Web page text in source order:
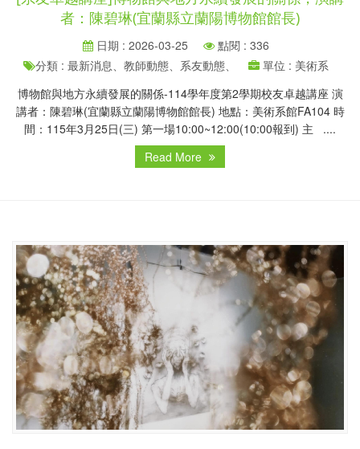
者：陳碧琳(宜蘭縣立蘭陽博物館館長)
日期 : 2026-03-25
點閱 : 336
分類 : 最新消息、教師動態、系友動態、
單位 : 美術系
博物館與地方永續發展的關係-114學年度第2學期校友卓越講座 演
講者：陳碧琳(宜蘭縣立蘭陽博物館館長) 地點：美術系館FA104 時
間：115年3月25日(三) 第一場10:00~12:00(10:00報到) 主 ....
Read More